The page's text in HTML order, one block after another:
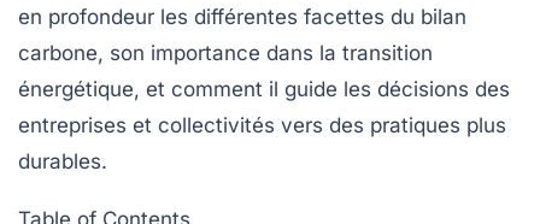
en profondeur les différentes facettes du bilan
carbone, son importance dans la transition
énergétique, et comment il guide les décisions des
entreprises et collectivités vers des pratiques plus
durables.
Table of Contents